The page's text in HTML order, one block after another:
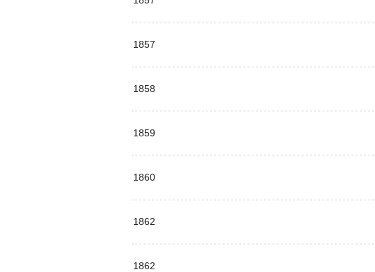
1857
1858
1859
1860
1862
1862